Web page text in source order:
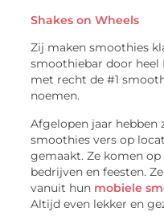
Shakes on Wheels
Zij maken smoothies
smoothiebar door heel
met recht de #1
noemen.
Afgelopen jaar hebben
smoothies vers op
gemaakt. Ze komen
bedrijven en feesten.
vanuit hun mobiele
Altijd even lekker en